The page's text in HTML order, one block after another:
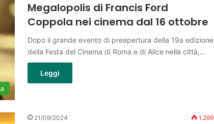
Megalopolis di Francis Ford
Coppola nei cinema dal 16 ottobre
Dopo il grande evento di preapertura della 19a edizione
della Festa del Cinema di Roma e di Alice nella città,…
Leggi
21/09/2024 1.299